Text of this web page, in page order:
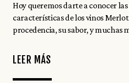
Hoy queremos darte a conocer
características de los vinos
procedencia, su sabor, y muchas
LEER MÁS